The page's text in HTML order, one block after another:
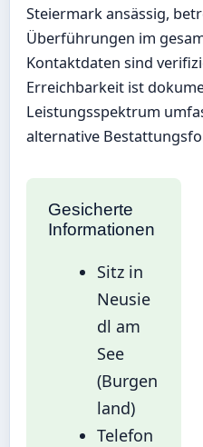
Steiermark ansässig,
Überführungen im
Kontaktdaten sind
Erreichbarkeit ist
Leistungsspektrum
alternative
Gesicherte
Informationen
Sitz in
Neusie
dl am
See
(Burgen
land)
Telefon